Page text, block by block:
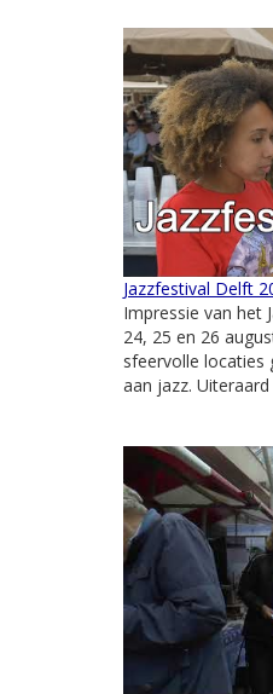
Jazzfestival Delft
Impressie van het
24, 25 en 26
sfeervolle locaties
aan jazz. Uiteraard